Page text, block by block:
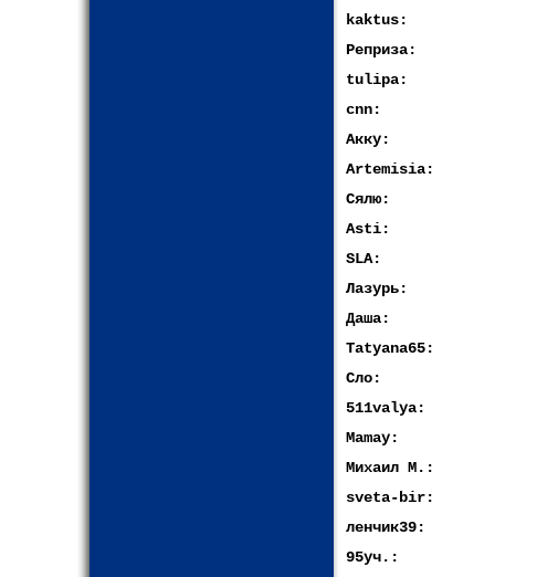
kaktus:
Реприза:
tulipa:
cnn:
Акку:
Artemisia:
Сялю:
Asti:
SLA:
Лазурь:
Даша:
Tatyana65:
Сло:
511valya:
Mamay:
Михаил М.:
sveta-bir:
ленчик39:
95уч.: